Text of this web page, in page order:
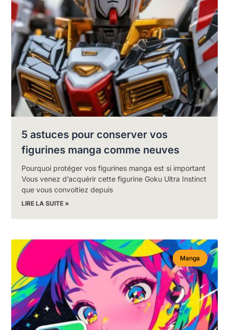
5 astuces pour conserver vos
figurines manga comme neuves
Pourquoi protéger vos figurines manga est si important
Vous venez d’acquérir cette figurine Goku Ultra Instinct
que vous convoitiez depuis
LIRE LA SUITE »
Manga